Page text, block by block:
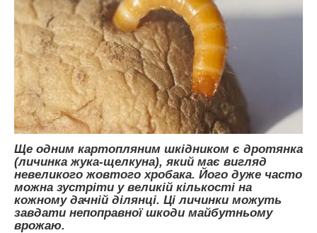
Ще одним картопляним шкідником є дротянка
(личинка жука-щелкуна), який має вигляд
невеликого жовтого хробака. Його дуже часто
можна зустріти у великій кількості на
кожному дачній ділянці. Ці личинки можуть
завдати непоправної шкоди майбутньому
врожаю.